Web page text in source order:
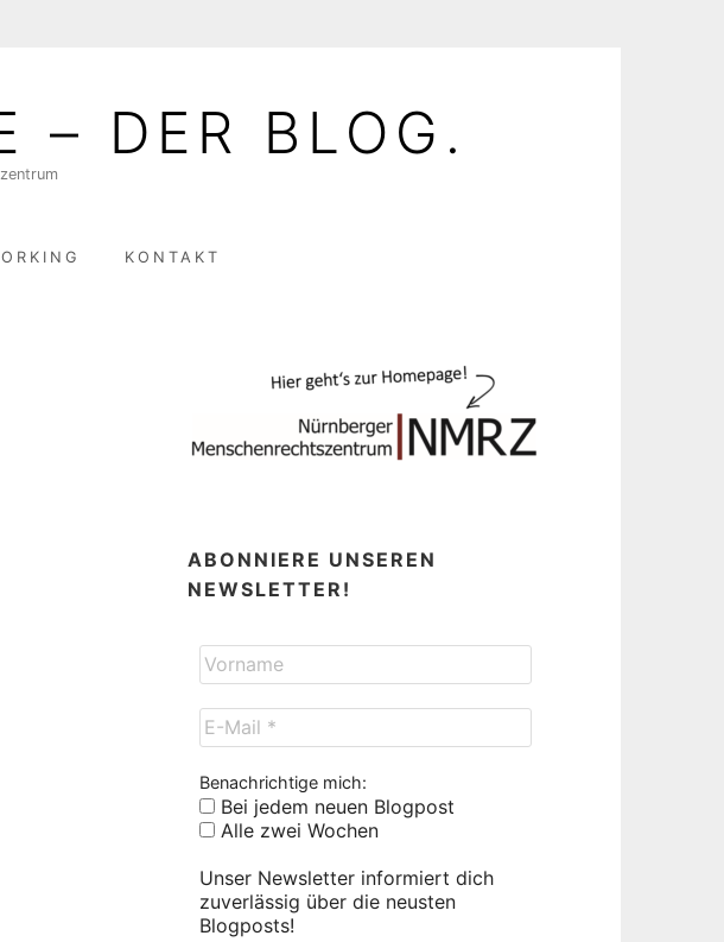
– DER BLOG.
KONTAKT
ABONNIERE UNSEREN
NEWSLETTER!
Benachrichtige mich:
Bei jedem neuen Blogpost
Alle zwei Wochen
Unser Newsletter informiert dich
zuverlässig über die neusten
Blogposts!